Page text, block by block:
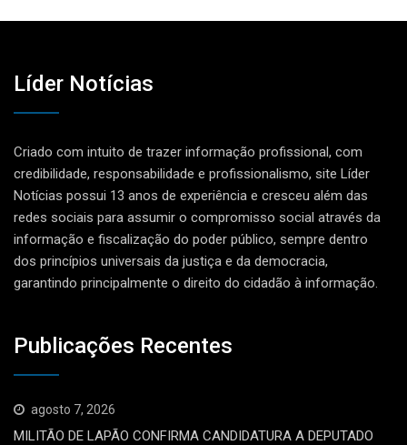
Líder Notícias
Criado com intuito de trazer informação profissional, com
credibilidade, responsabilidade e profissionalismo, site Líder
Notícias possui 13 anos de experiência e cresceu além das
redes sociais para assumir o compromisso social através da
informação e fiscalização do poder público, sempre dentro
dos princípios universais da justiça e da democracia,
garantindo principalmente o direito do cidadão à informação.
Publicações Recentes
agosto 7, 2026
MILITÃO DE LAPÃO CONFIRMA CANDIDATURA A DEPUTADO